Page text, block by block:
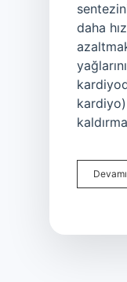
daha
kardiyo)